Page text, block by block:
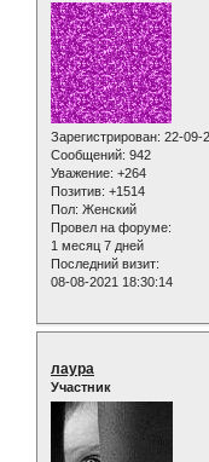
Зарегистрирован: 22-09-
Сообщений: 942
Уважение: +264
Позитив: +1514
Пол: Женский
Провел на форуме:
1 месяц 7 дней
Последний визит:
08-08-2021 18:30:14
лаура
Участник